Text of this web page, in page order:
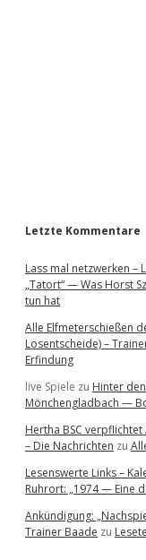
Letzte Kommentare
Lass mal netzwerken –
„Tatort“ — Was Horst
tun hat
Alle Elfmeterschießen
Losentscheide) –
Erfindung
live Spiele zu Hinter
Mönchengladbach —
Hertha BSC
– Die Nachrichten zu
Lesenswerte Links –
Ruhrort: „1974 — Eine
Ankündigung:
Trainer Baade zu